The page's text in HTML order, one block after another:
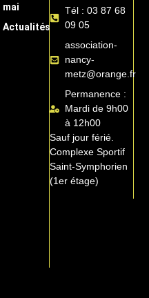
mai
Actualités
Tél : 03 87 68
09 05
association-
nancy-
metz@orange.fr
Permanence :
Mardi de 9h00
à 12h00
Sauf jour férié.
Complexe Sportif
Saint-Symphorien
(1er étage)